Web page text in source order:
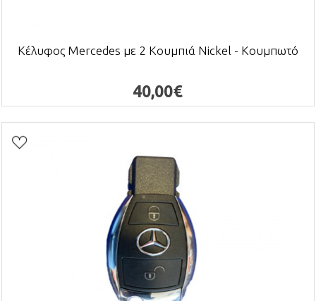
Κέλυφος Mercedes με 2 Κουμπιά Nickel - Κουμπωτό
40,00€